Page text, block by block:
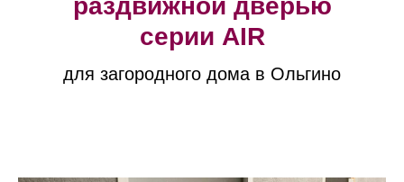
раздвижной дверью
серии AIR
для загородного дома в Ольгино